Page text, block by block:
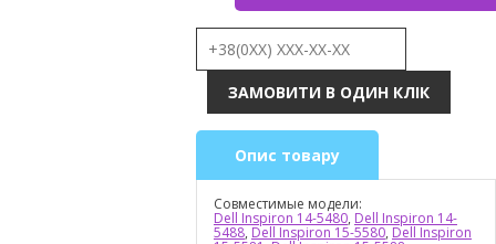
Опис товару
Совместимые модели:
Dell Inspiron 14-5480, Dell Inspiron 14-
5488, Dell Inspiron 15-5580, Dell Inspiron